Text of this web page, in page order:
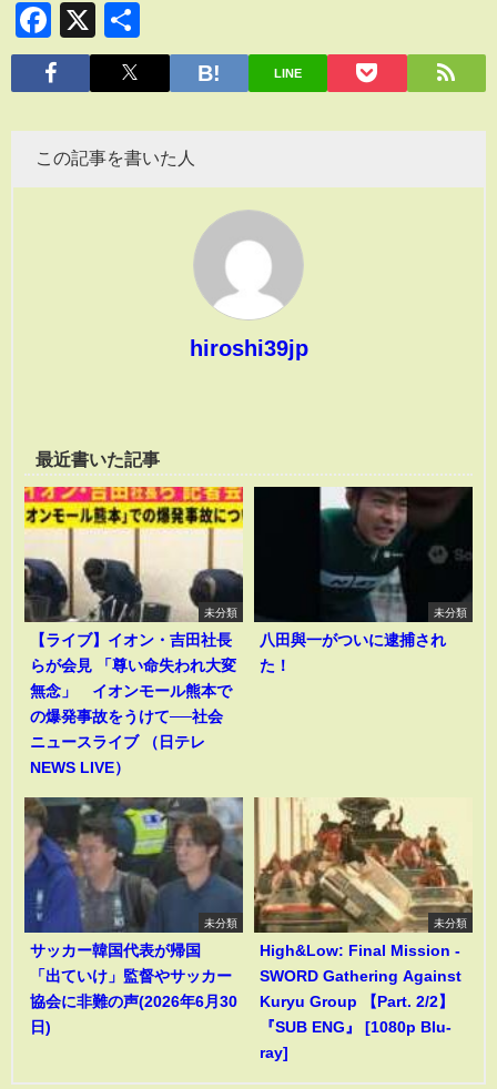
Facebook
X
有
LINE
この記事を書いた人
hiroshi39jp
最近書いた記事
未分類
【ライブ】イオン・吉田社長
らが会見 「尊い命失われ大変
無念」 イオンモール熊本で
の爆発事故をうけて──社会
ニュースライブ （日テレ
NEWS LIVE）
未分類
八田與一がついに逮捕され
た！
未分類
サッカー韓国代表が帰国
「出ていけ」監督やサッカー
協会に非難の声(2026年6月30
日)
未分類
High&Low: Final Mission -
SWORD Gathering Against
Kuryu Group 【Part. 2/2】
『SUB ENG』 [1080p Blu-
ray]